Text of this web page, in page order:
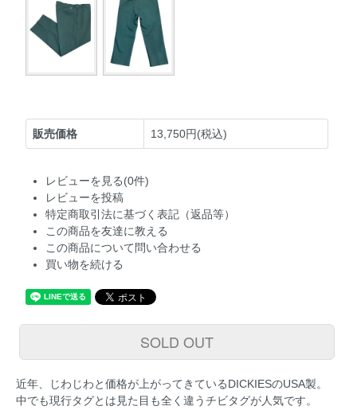
販売価格 13,750円(税込)
レビューを見る(0件)
レビューを投稿
特定商取引法に基づく表記（返品等）
この商品を友達に教える
この商品について問い合わせる
買い物を続ける
SOLD OUT
近年、じわじわと価格が上がってきているDICKIESのUSA製。
中でも現行タグとは見た目も全く違うチビタグが人気です。